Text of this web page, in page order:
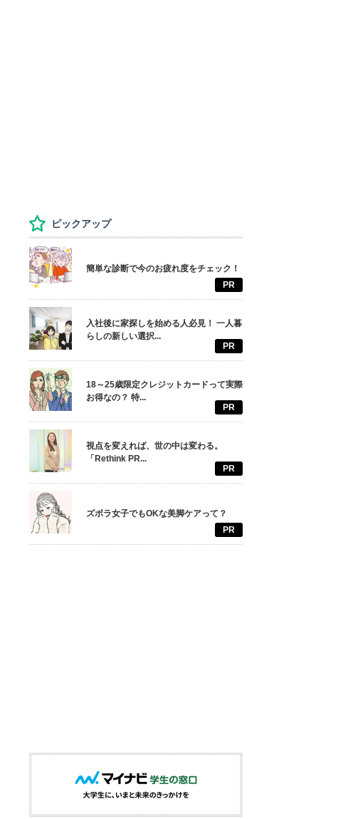
ピックアップ
簡単な診断で今のお疲れ度をチェック！
PR
入社後に家探しを始める人必見！ 一人暮
らしの新しい選択...
PR
18～25歳限定クレジットカードって実際
お得なの？ 特...
PR
視点を変えれば、世の中は変わる。
「Rethink PR...
PR
ズボラ女子でもOKな美脚ケアって？
PR